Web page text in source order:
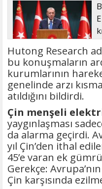
ödemesiz, 36 ay vadeli
Hutong Research
bu konuşmaların
kurumlarının
genelinde arzı
atıldığını bildirdi.
Çin menşeli
yaygınlaşması
da alarma geçirdi.
yıl Çin’den ithal
45’e varan ek
Gerekçe:
Çin karşısında